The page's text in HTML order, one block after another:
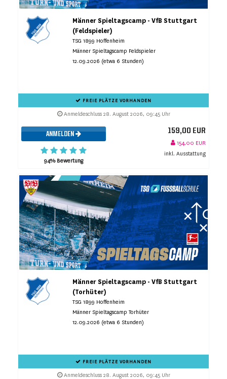
Männer Spieltagscamp - VfB Stuttgart
(Feldspieler)
TSG 1899 Hoffenheim
Männer Spieltagscamp Feldspieler
12.09.2026 (etwa 6 Stunden)
FREIE PLÄTZE VORHANDEN
Anmeldeschluss 28. August 2026, 09:45 Uhr
ANMELDEN
94% Bewertung
159,00 EUR
154,00 EUR
inkl. Ausstattung
Männer Spieltagscamp - VfB Stuttgart
(Torhüter)
TSG 1899 Hoffenheim
Männer Spieltagscamp Torhüter
12.09.2026 (etwa 6 Stunden)
FREIE PLÄTZE VORHANDEN
Anmeldeschluss 28. August 2026, 09:45 Uhr